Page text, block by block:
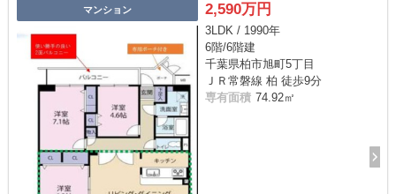
マンション 2,590万円
3LDK / 1990年
6階/6階建
千葉県柏市旭町5丁目
ＪＲ常磐線 柏 徒歩9分
専有面積 74.92㎡